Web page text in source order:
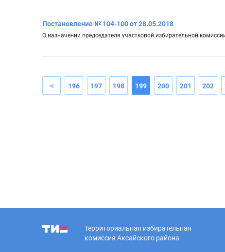
Постановление № 104-100 от 28.05.2018
О назначении председателя участковой избирательной
196 197 198 199 200 201 202
Территориальная избирательная
комиссия Аксайского района